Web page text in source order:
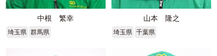
中根 繁幸
埼玉県 群馬県
山本 隆之
埼玉県 千葉県